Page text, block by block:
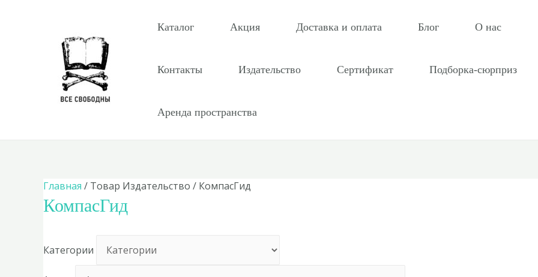
содержимому
Каталог Акция Доставка и оплата Блог О нас
Контакты Издательство Сертификат Подборка-сюрприз
Аренда пространства
Главная / Товар Издательство / КомпасГид
КомпасГид
Категории